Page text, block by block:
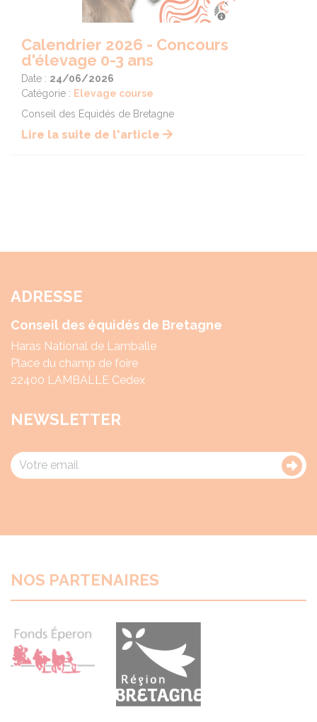
Calendrier 2026 - Concours
d'élevage 0-3 ans
Date : 24/06/2026
Catégorie : Elevage course
Conseil des Equidés de Bretagne
Lire la suite de l'article
ADRESSE
Conseil des équidés de Bretagne
Haras National de Lamballe
Place du champ de foire
22400 LAMBALLE Cedex
NEWSLETTER
NOS PARTENAIRES